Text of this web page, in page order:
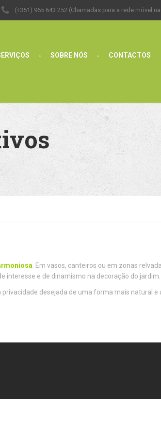
(+351) 965 643 252 (Chamadas para a rede móvel
SOBRE NÓS CONTACTOS
. Em vasos, canteiros ou em zonas
interesse e de dinamismo na decoração do jardim.
desejada de uma forma mais natural e